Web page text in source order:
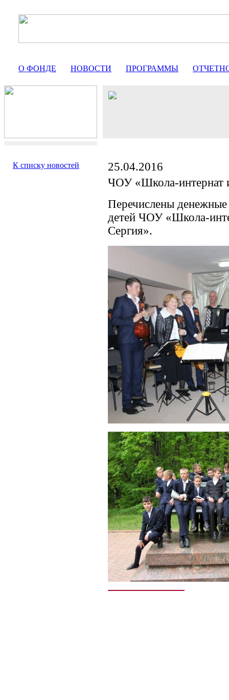
О ФОНДЕ НОВОСТИ ПРОГРАММЫ
К списку новостей
25.04.2016
ЧОУ «Школа-интернат
Перечислены денежные
детей ЧОУ «Школа-
Сергия».